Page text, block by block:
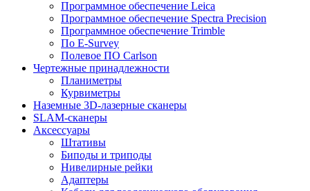
Программное обеспечение Leica
Программное обеспечение Spectra Precision
Программное обеспечение Trimble
По E-Survey
Полевое ПО Carlson
Чертежные принадлежности
Планиметры
Курвиметры
Наземные 3D-лазерные сканеры
SLAM-сканеры
Аксессуары
Штативы
Биподы и триподы
Нивелирные рейки
Адаптеры